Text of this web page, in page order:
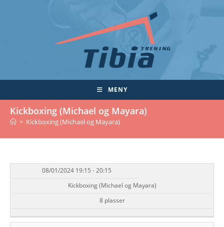
MENY
Kickboxing (Michael og Mayara)
> Kickboxing (Michael og Mayara)
DATO/TID EVENT TILGJENGELIGHET
08/01/2024 19:15 - 20:15
Kickboxing (Michael og Mayara)
8 plasser